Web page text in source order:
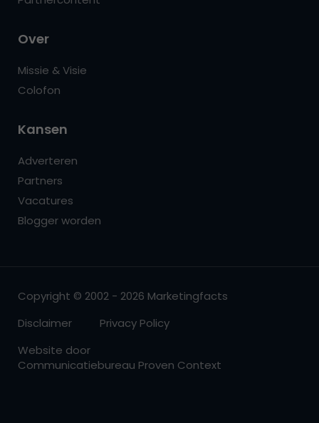
Over
Missie & Visie
Colofon
Kansen
Adverteren
Partners
Vacatures
Blogger worden
Copyright © 2002 - 2026 Marketingfacts
Disclaimer
Privacy Policy
Website door
Communicatiebureau Proven Context